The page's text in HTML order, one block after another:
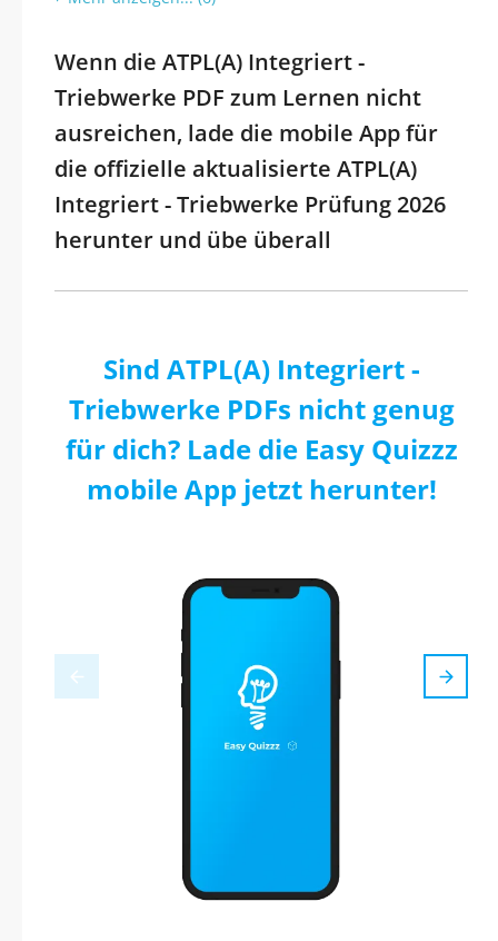
Wenn die ATPL(A) Integriert -
Triebwerke PDF zum Lernen nicht
ausreichen, lade die mobile App für
die offizielle aktualisierte ATPL(A)
Integriert - Triebwerke Prüfung 2026
herunter und übe überall
Sind ATPL(A) Integriert -
Triebwerke PDFs nicht genug
für dich? Lade die Easy Quizzz
mobile App jetzt herunter!